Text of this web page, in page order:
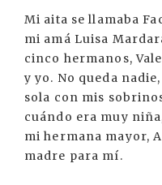
Mi aita se llamaba
mi amá Luisa
cinco hermanos,
y yo. No queda
sola con mis
cuándo era muy
mi hermana mayor,
madre para mí.